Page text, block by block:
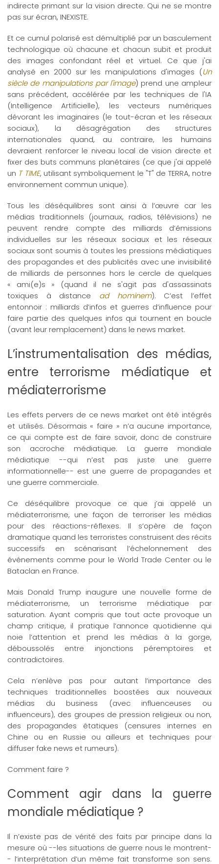
indirecte primant sur la vision directe. Qui ne se montre
pas sur écran, INEXISTE.
Et ce cumul polarisé est démultiplié par un basculement
technologique où chacune et chacun subit et produit
des images confondant réel et virtuel. Ce que j'ai
analysé en 2000 sur les manipulations d'images (Un
siècle de manipulations par l'image) prend une ampleur
sans précédent, accélérée par les techniques de l'IA
(Intelligence Artificielle), les vecteurs numériques
dévorant les imaginaires (le tout-écran et les réseaux
sociaux), la désagrégation des structures
internationales quand, au contraire, les humains
devraient renforcer le niveau local de vision directe et
fixer des buts communs planétaires (ce que j'ai appelé
un T TIME, utilisant symboliquement le "T" de TERRA, notre
environnement commun unique).
Tous les déséquilibres sont ainsi à l’œuvre car les
médias traditionnels (journaux, radios, télévisions) ne
peuvent rendre compte des milliards d’émissions
individuelles sur les réseaux sociaux et les réseaux
sociaux sont soumis à toutes les pressions médiatiques
des propagandes et des publicités avec une invisibilité
de milliards de personnes hors le cercle de quelques
« ami(e)s » (quand il ne s'agit pas d'assassinats
toxiques à distance ad hominem). C’est l’effet
entonnoir : milliards d’infos et guerres d’influence pour
faire partie des quelques infos qui tournent en boucle
(avant leur remplacement) dans le news market.
L’instrumentalisation des médias,
entre terrorisme médiatique et
médiaterrorisme
Les effets pervers de ce news market ont été intégrés
et utilisés. Désormais « faire » n’a aucune importance,
ce qui compte est de faire savoir, donc de construire
son accroche médiatique. La guerre mondiale
médiatique --qui n’est pas juste une guerre
informationnelle-- est une guerre de propagandes et
une guerre commerciale.
Ce déséquilibre provoque ce que j’ai appelé un
médiaterrorisme, une façon de terroriser les médias
pour des réactions-réflexes. Il s’opère de façon
dramatique quand les terroristes construisent des récits
successifs en scénarisant l’échelonnement des
événements comme pour le World Trade Center ou le
Bataclan en France.
Mais Donald Trump inaugure une nouvelle forme de
médiaterrorisme, un terrorisme médiatique par
saturation. Ayant compris que tout acte provoque un
champ critique, il pratique l’annonce quotidienne qui
noie l’attention et prend les médias à la gorge,
déboussolés entre injonctions péremptoires et
contradictoires.
Cela n’enlève pas pour autant l’importance des
techniques traditionnelles boostées aux nouveaux
médias du business (avec influenceuses ou
influenceurs), des groupes de pression religieux ou non,
des propagandes étatiques (censures internes en
Chine ou en Russie ou ailleurs et techniques pour
diffuser fake news et rumeurs).
Comment faire ?
Comment agir dans la guerre
mondiale médiatique ?
Il n’existe pas de vérité des faits par principe dans la
mesure où --les situations de guerre nous le montrent-
- l’interprétation d’un même fait transforme son sens.